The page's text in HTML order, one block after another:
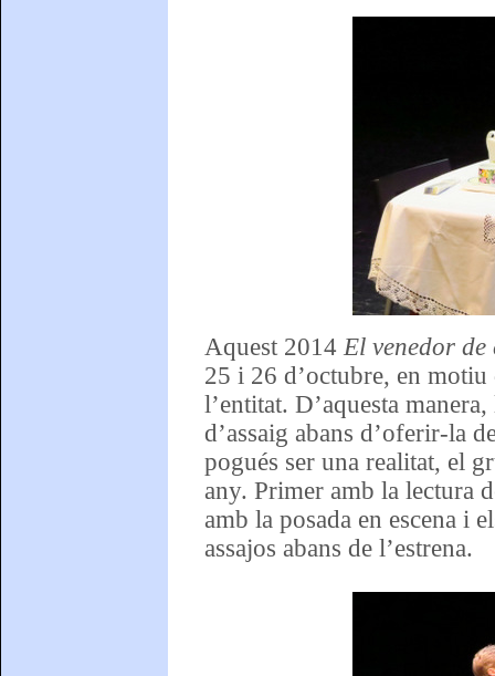
Aquest 2014 El venedor de
25 i 26 d’octubre, en motiu
l’entitat. D’aquesta
d’assaig abans d’oferir-la
pogués ser una realitat, el
any. Primer amb la lectura
amb la posada en escena i
assajos abans de l’estrena.